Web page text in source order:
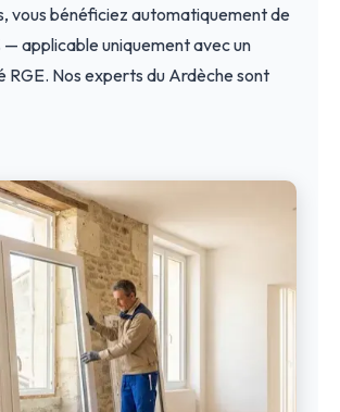
vous bénéficiez automatiquement de
— applicable uniquement avec un
RGE. Nos experts du Ardèche sont